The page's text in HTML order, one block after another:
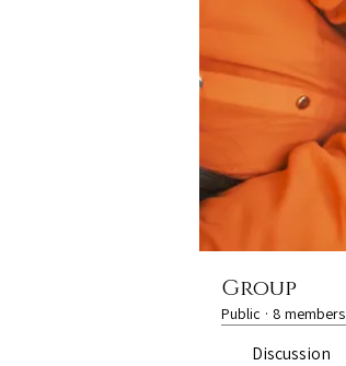
Group
Public · 8 members
Discussion